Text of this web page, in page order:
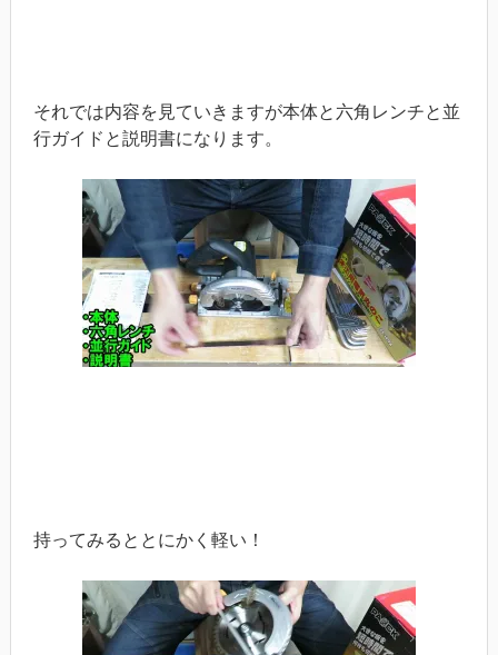
それでは内容を見ていきますが本体と六角レンチと並
行ガイドと説明書になります。
持ってみるととにかく軽い！